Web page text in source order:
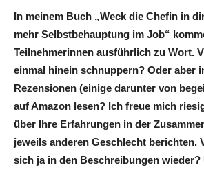
In meinem Buch „Weck die Chefin in
mehr Selbstbehauptung im Job“
Teilnehmerinnen ausführlich zu Wort.
einmal hinein schnuppern? Oder aber
Rezensionen (einige darunter von
auf Amazon lesen? Ich freue mich
über Ihre Erfahrungen in der
jeweils anderen Geschlecht berichten.
sich ja in den Beschreibungen wieder?